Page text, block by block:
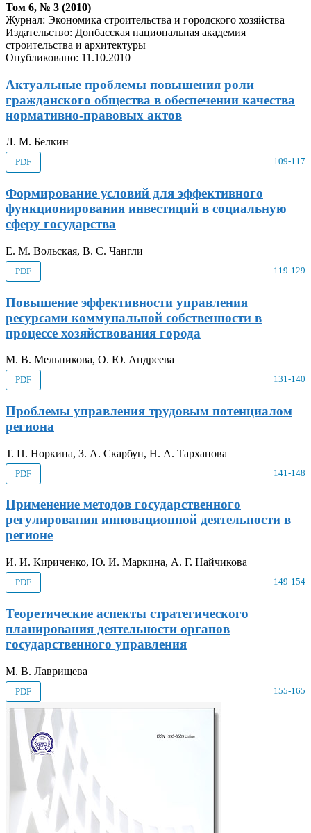
Том 6, № 3 (2010)
Журнал: Экономика строительства и городского хозяйства
Издательство: Донбасская национальная академия
строительства и архитектуры
Опубликовано: 11.10.2010
Актуальные проблемы повышения роли
гражданского общества в обеспечении качества
нормативно-правовых актов
Л. М. Белкин
PDF 109-117
Формирование условий для эффективного
функционирования инвестиций в социальную
сферу государства
Е. М. Вольская, В. С. Чангли
PDF 119-129
Повышение эффективности управления
ресурсами коммунальной собственности в
процессе хозяйствования города
М. В. Мельникова, О. Ю. Андреева
PDF 131-140
Проблемы управления трудовым потенциалом
региона
Т. П. Норкина, З. А. Скарбун, Н. А. Тарханова
PDF 141-148
Применение методов государственного
регулирования инновационной деятельности в
регионе
И. И. Кириченко, Ю. И. Маркина, А. Г. Найчикова
PDF 149-154
Теоретические аспекты стратегического
планирования деятельности органов
государственного управления
М. В. Лаврищева
PDF 155-165